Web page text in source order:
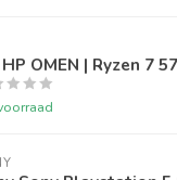
OMEN | Ryzen 7